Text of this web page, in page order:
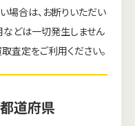
場合は、お断りいただい
などは一切発生しません
査定をご利用ください。
都道府県